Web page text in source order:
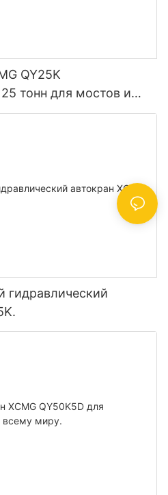
QY25K
тонн для мостов и
гидравлический